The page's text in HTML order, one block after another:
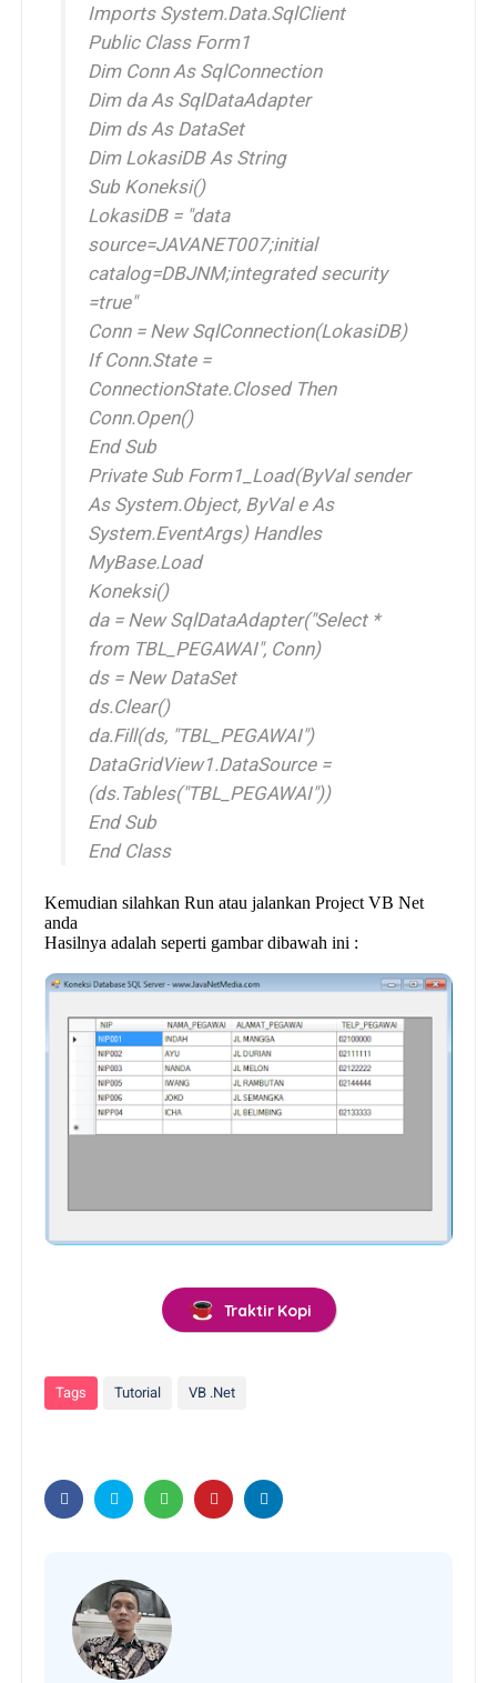
Imports System.Data.SqlClient
Public Class Form1
Dim Conn As SqlConnection
Dim da As SqlDataAdapter
Dim ds As DataSet
Dim LokasiDB As String
Sub Koneksi()
LokasiDB = "data
source=JAVANET007;initial
catalog=DBJNM;integrated security
=true"
Conn = New SqlConnection(LokasiDB)
If Conn.State =
ConnectionState.Closed Then
Conn.Open()
End Sub
Private Sub Form1_Load(ByVal sender
As System.Object, ByVal e As
System.EventArgs) Handles
MyBase.Load
Koneksi()
da = New SqlDataAdapter("Select *
from TBL_PEGAWAI", Conn)
ds = New DataSet
ds.Clear()
da.Fill(ds, "TBL_PEGAWAI")
DataGridView1.DataSource =
(ds.Tables("TBL_PEGAWAI"))
End Sub
End Class
Kemudian silahkan Run atau jalankan Project VB Net
anda
Hasilnya adalah seperti gambar dibawah ini :
Traktir Kopi
Tags Tutorial VB .Net